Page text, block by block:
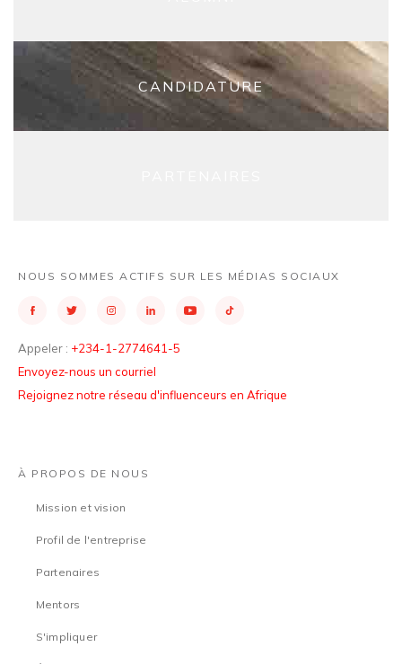
CANDIDATURE
NOUS SOMMES ACTIFS SUR LES MÉDIAS SOCIAUX
Appeler : +234-1-2774641-5
Envoyez-nous un courriel
Rejoignez notre réseau d'influenceurs en Afrique
À PROPOS DE NOUS
Mission et vision
Profil de l'entreprise
Partenaires
Mentors
S'impliquer